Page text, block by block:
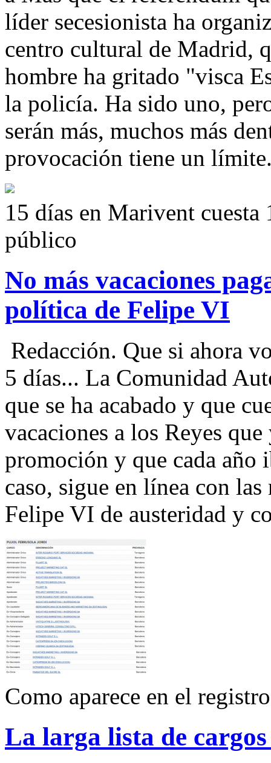
líder secesionista ha
centro cultural de Madrid,
hombre ha gritado "visca
la policía. Ha sido uno,
serán más, muchos más
provocación tiene un
15 días en Marivent
público
No más vacaciones
política de Felipe VI
Redacción. Que si ahora
5 días... La Comunidad
que se ha acabado y que
vacaciones a los Reyes
promoción y que cada año
caso, sigue en línea con
Felipe VI de austeridad y
Como aparece en el
La larga lista de